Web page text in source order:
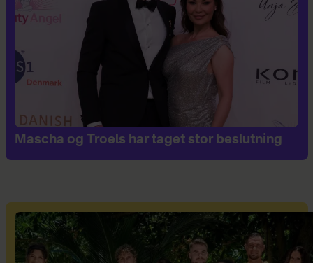
Mascha og Troels har taget stor beslutning